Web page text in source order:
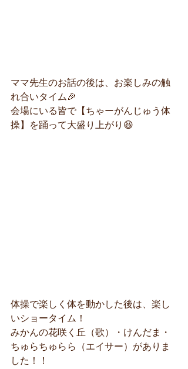
ママ先生のお話の後は、お楽しみの触
れ合いタイム🎉
会場にいる皆で【ちゃーがんじゅう体
操】を踊って大盛り上がり😆
体操で楽しく体を動かした後は、楽し
いショータイム！
みかんの花咲く丘（歌）・けんだま・
ちゅらちゅらら（エイサー）がありま
した！！